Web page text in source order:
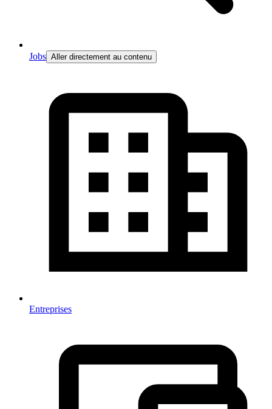
Jobs Aller directement au contenu
Entreprises